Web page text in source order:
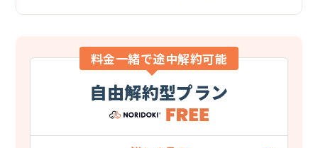
料金一緒で途中解約可能
自由解約型プラン